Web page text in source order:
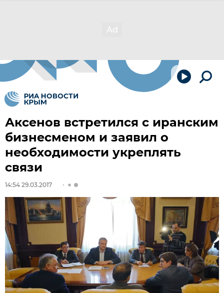
Аксенов встретился с иранским
бизнесменом и заявил о
необходимости укреплять
связи
14:54 29.03.2017